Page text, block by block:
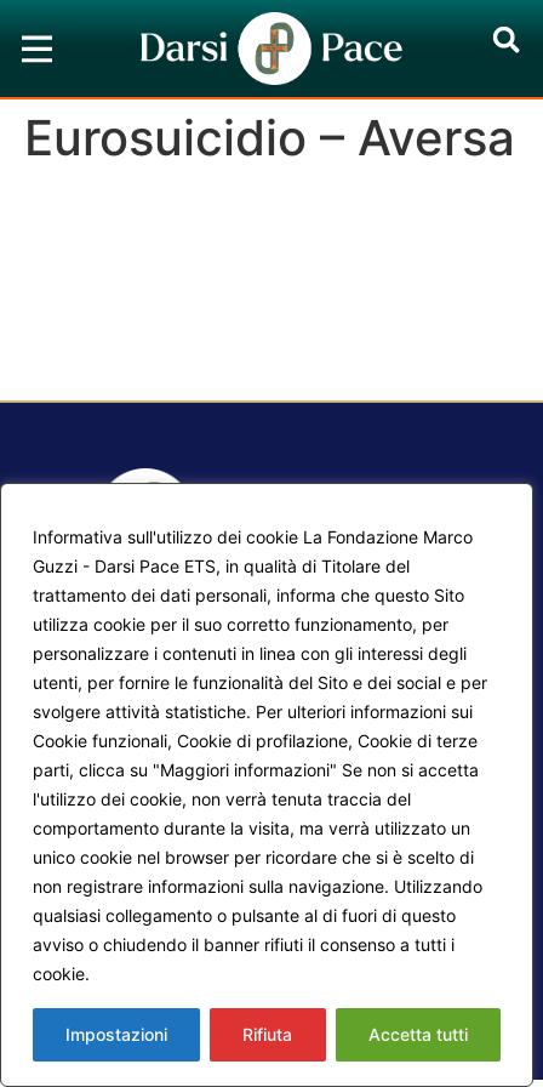
Informativa sull'utilizzo dei cookie La Fondazione Marco
Guzzi - Darsi Pace ETS, in qualità di Titolare del
trattamento dei dati personali, informa che questo Sito
utilizza cookie per il suo corretto funzionamento, per
personalizzare i contenuti in linea con gli interessi degli
utenti, per fornire le funzionalità del Sito e dei social e per
svolgere attività statistiche. Per ulteriori informazioni sui
Cookie funzionali, Cookie di profilazione, Cookie di terze
parti, clicca su "Maggiori informazioni" Se non si accetta
l'utilizzo dei cookie, non verrà tenuta traccia del
comportamento durante la visita, ma verrà utilizzato un
unico cookie nel browser per ricordare che si è scelto di
non registrare informazioni sulla navigazione. Utilizzando
qualsiasi collegamento o pulsante al di fuori di questo
avviso o chiudendo il banner rifiuti il consenso a tutti i
cookie.
Impostazioni Rifiuta Accetta tutti
Eurosuicidio – Aversa
F.A.Q.
Mappa del sito
Progetti Darsi Pace
Login redattori
Contatti
Calendario corsi
Privacy Policy
Cookie Policy
Seguici su:
© 2026
ETS. Tutti i diritti sono riservati.